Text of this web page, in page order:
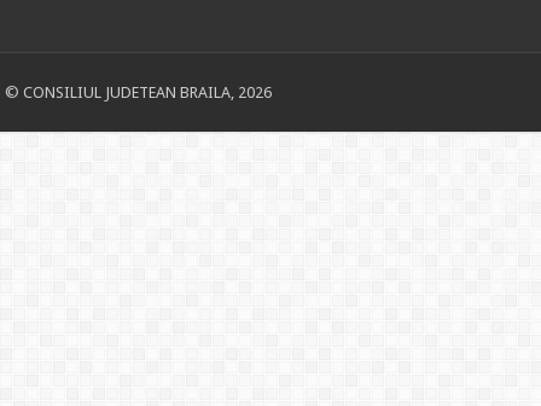
© CONSILIUL JUDETEAN BRAILA, 2026